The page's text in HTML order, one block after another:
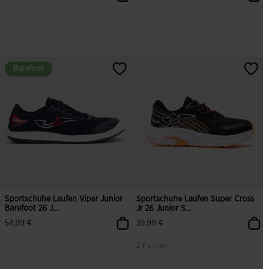
Barefoot
Barefoot
Sportschuhe Laufen Viper Junior
Barefoot 26 J...
54,99 €
Sportschuhe Laufen Super Cross
Jr 26 Junior S...
39,99 €
2 Farben